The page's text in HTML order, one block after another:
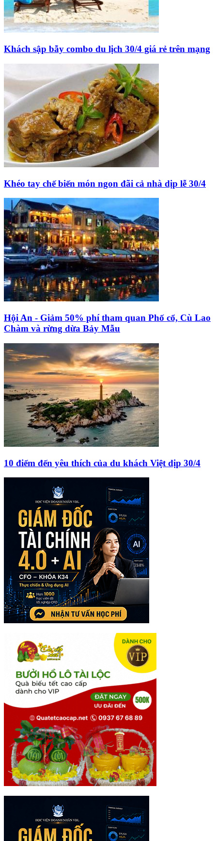
Khách sập bẫy combo du lịch 30/4 giá rẻ trên mạng
Khéo tay chế biến món ngon đãi cả nhà dịp lễ 30/4
Hội An - Giảm 50% phí tham quan Phố cổ, Cù Lao
Chàm và rừng dừa Bảy Mẫu
10 điểm đến yêu thích của du khách Việt dịp 30/4